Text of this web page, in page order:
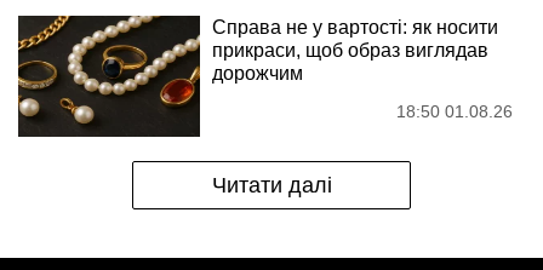
Справа не у вартості: як носити
прикраси, щоб образ виглядав
дорожчим
18:50 01.08.26
Читати далі